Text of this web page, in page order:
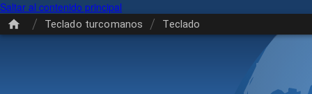
Saltar al contenido principal
/ Teclado turcomanos / Teclado